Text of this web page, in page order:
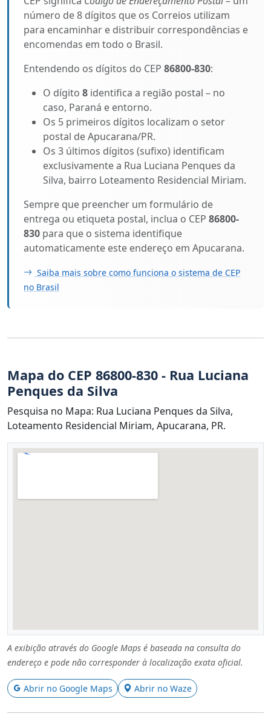
número de 8 dígitos que os Correios utilizam
para encaminhar e distribuir correspondências e
encomendas em todo o Brasil.
Entendendo os dígitos do CEP 86800-830:
O dígito 8 identifica a região postal – no
caso, Paraná e entorno.
Os 5 primeiros dígitos localizam o setor
postal de Apucarana/PR.
Os 3 últimos dígitos (sufixo) identificam
exclusivamente a Rua Luciana Penques da
Silva, bairro Loteamento Residencial Miriam.
Sempre que preencher um formulário de
entrega ou etiqueta postal, inclua o CEP 86800-
830 para que o sistema identifique
automaticamente este endereço em Apucarana.
Saiba mais sobre como funciona o sistema de CEP
no Brasil
Mapa do CEP 86800-830 - Rua Luciana
Penques da Silva
Pesquisa no Mapa: Rua Luciana Penques da Silva,
Loteamento Residencial Miriam, Apucarana, PR.
A exibição através do Google Maps é baseada na consulta do
endereço e pode não corresponder à localização exata oficial.
Abrir no Google Maps Abrir no Waze